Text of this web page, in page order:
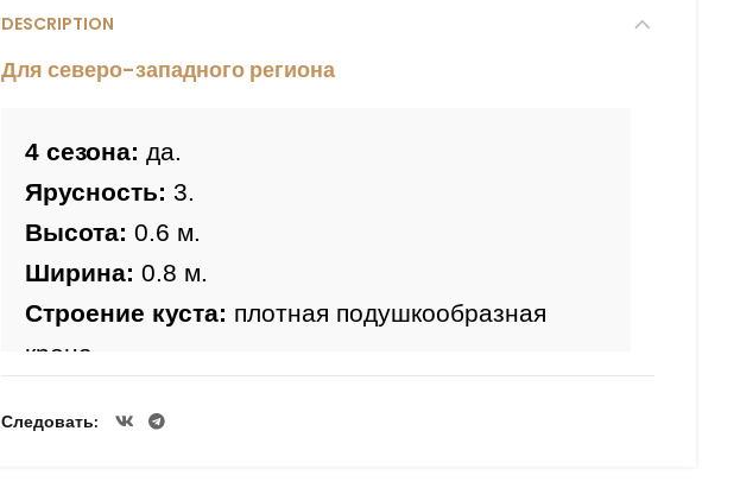
DESCRIPTION
Для северо-западного региона
4 сезона: да.
Ярусность: 3.
Высота:
Ширина: 0.8 м.
Строение куста: плотная подушкообразная
крона.
Период цветения:
Следовать